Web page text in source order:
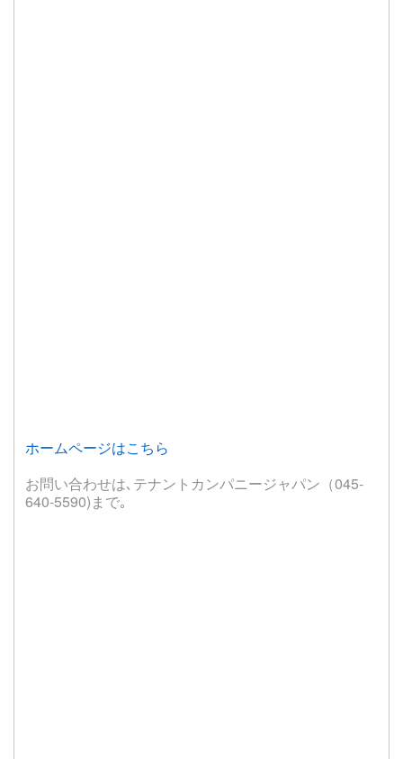
ホームページはこちら
お問い合わせは､テナントカンパニージャパン（045-
640-5590)まで｡